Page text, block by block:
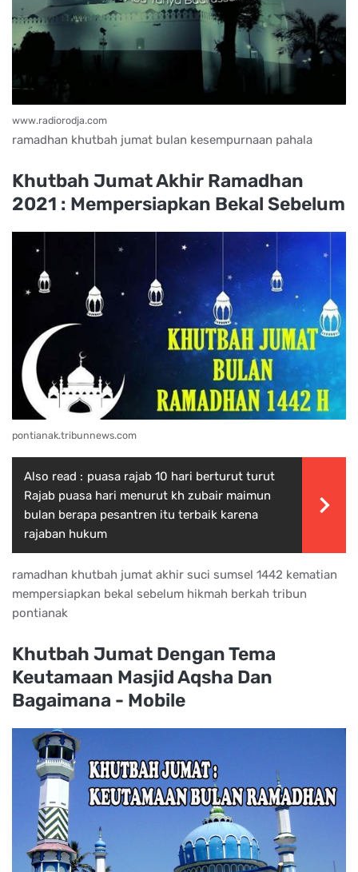
www.radiorodja.com
ramadhan khutbah jumat bulan kesempurnaan pahala
Khutbah Jumat Akhir Ramadhan
2021 : Mempersiapkan Bekal Sebelum
pontianak.tribunnews.com
Also read : puasa rajab 10 hari berturut turut
Rajab puasa hari menurut kh zubair maimun
bulan berapa pesantren itu terbaik karena
rajaban hukum
ramadhan khutbah jumat akhir suci sumsel 1442 kematian
mempersiapkan bekal sebelum hikmah berkah tribun
pontianak
Khutbah Jumat Dengan Tema
Keutamaan Masjid Aqsha Dan
Bagaimana - Mobile